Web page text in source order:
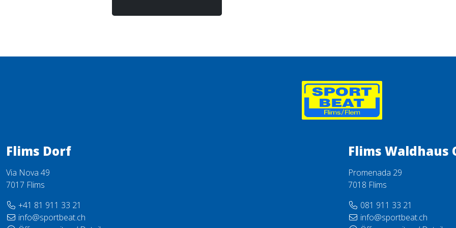
Flims Dorf
Via Nova 49
7017 Flims
+41 81 911 33 21
info@sportbeat.ch
Flims Waldhaus
Promenada 29
7018 Flims
081 911 33 21
info@sportbeat.ch